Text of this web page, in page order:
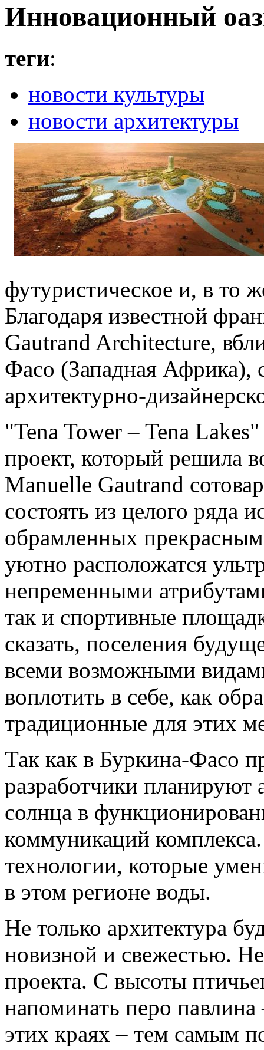
Инновационный
теги:
новости культуры
новости архитектуры
футуристическое и, в то
Благодаря известной
Gautrand Architecture,
Фасо (Западная Африка),
архитектурно-
"Tena Tower – Tena
проект, который решила
Manuelle Gautrand
состоять из целого ряда
обрамленных
уютно расположатся
непременными
так и спортивные
сказать, поселения
всеми возможными
воплотить в себе, как
традиционные для этих
Так как в Буркина-Фасо
разработчики планируют
солнца в
коммуникаций
технологии, которые
в этом регионе воды.
Не только архитектура
новизной и свежестью.
проекта. С высоты
напоминать перо
этих краях – тем самым